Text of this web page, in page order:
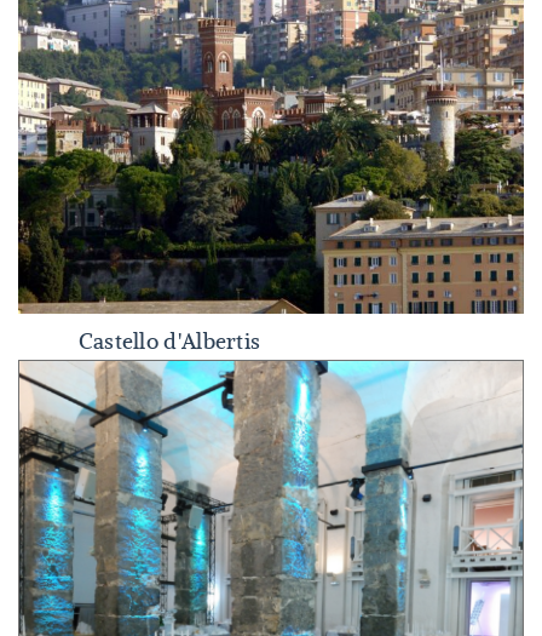
Castello d'Albertis
Castello d'Albertis